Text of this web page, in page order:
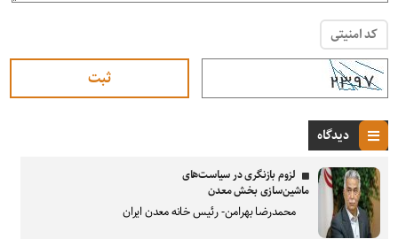
کد امنیتی
دیدگاه
لزوم بازنگری در سیاست‌های
ماشین‌سازی بخش معدن
محمدرضا بهرامن- رئیس خانه معدن ایران